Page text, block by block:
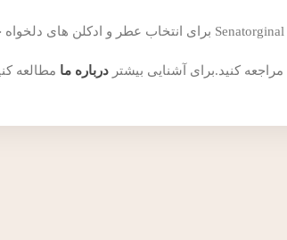
مراجعه کنید.برای آشنایی بیشتر درباره ما مطالعه